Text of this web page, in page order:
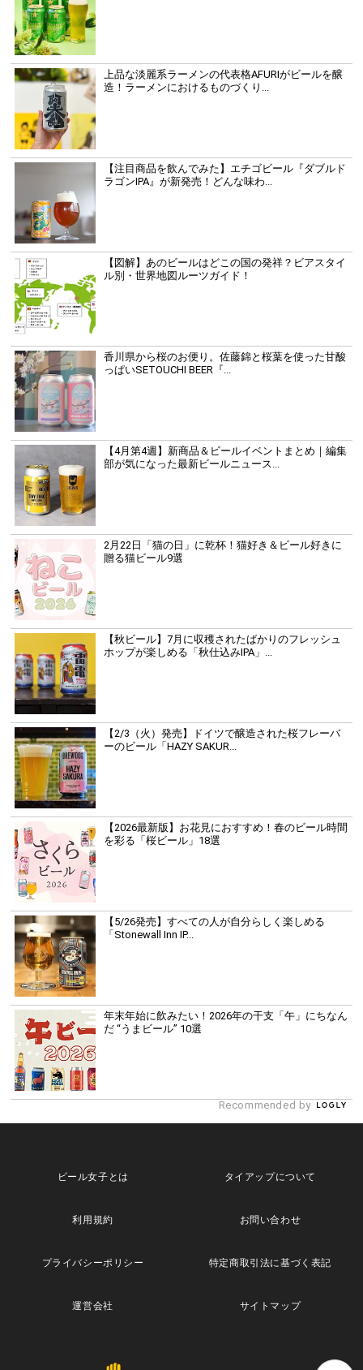
上品な淡麗系ラーメンの代表格AFURIがビールを醸
造！ラーメンにおけるものづくり...
【注目商品を飲んでみた】エチゴビール『ダブルド
ラゴンIPA』が新発売！どんな味わ...
【図解】あのビールはどこの国の発祥？ビアスタイ
ル別・世界地図ルーツガイド！
香川県から桜のお便り。佐藤錦と桜葉を使った甘酸
っぱいSETOUCHI BEER『...
【4月第4週】新商品＆ビールイベントまとめ｜編集
部が気になった最新ビールニュース...
2月22日「猫の日」に乾杯！猫好き＆ビール好きに
贈る猫ビール9選
【秋ビール】7月に収穫されたばかりのフレッシュ
ホップが楽しめる「秋仕込みIPA」...
【2/3（火）発売】ドイツで醸造された桜フレーバ
ーのビール「HAZY SAKUR...
【2026最新版】お花見におすすめ！春のビール時間
を彩る「桜ビール」18選
【5/26発売】すべての人が自分らしく楽しめる
「Stonewall Inn IP...
年末年始に飲みたい！2026年の干支「午」にちなん
だ “うまビール” 10選
Recommended by
ビール女子とは タイアップについて
利用規約 お問い合わせ
プライバシーポリシー 特定商取引法に基づく表記
運営会社 サイトマップ